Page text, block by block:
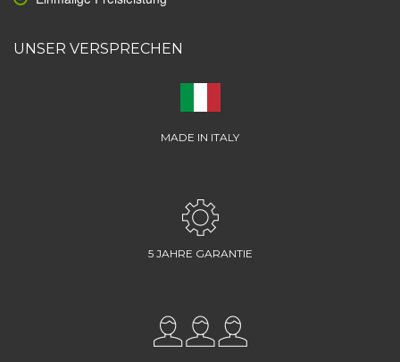
UNSER VERSPRECHEN
MADE IN ITALY
5 JAHRE GARANTIE